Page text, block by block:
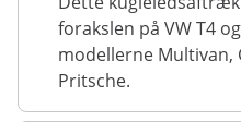
forakslen på VW T4
modellerne Multivan,
Pritsche.